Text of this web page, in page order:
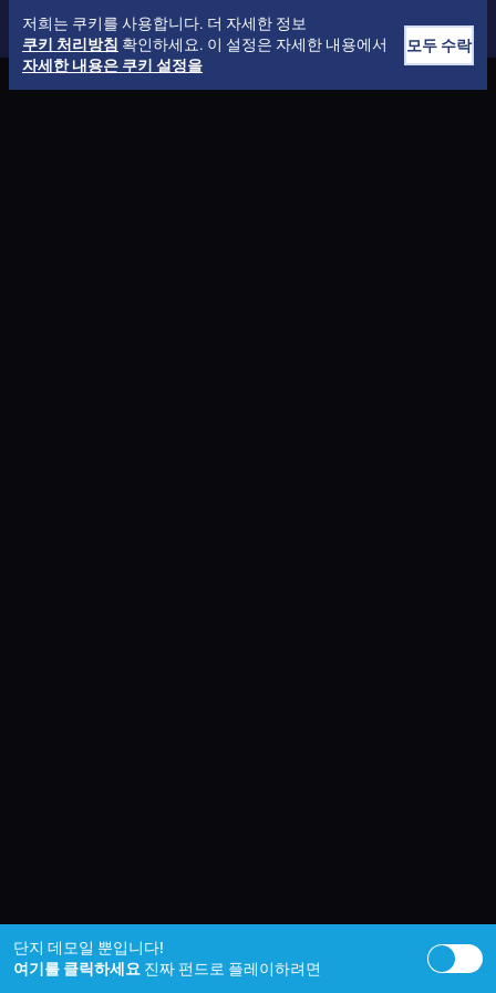
단지 데모일 뿐입니다!
여기를 클릭하세요 진짜 펀드로 플레이하려면
저희는 쿠키를 사용합니다. 더 자세한 정보
쿠키 처리방침 확인하세요. 이 설정은 자세한 내용에서
자세한 내용은 쿠키 설정을
모두 수락